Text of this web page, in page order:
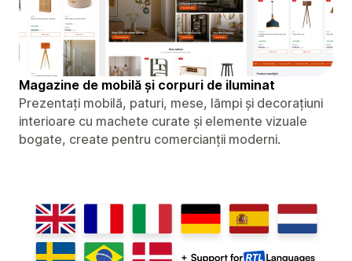
Magazine de mobilă și corpuri de iluminat
Prezentați mobilă, paturi, mese, lămpi și decorațiuni
interioare cu machete curate și elemente vizuale
bogate, create pentru comercianții moderni.